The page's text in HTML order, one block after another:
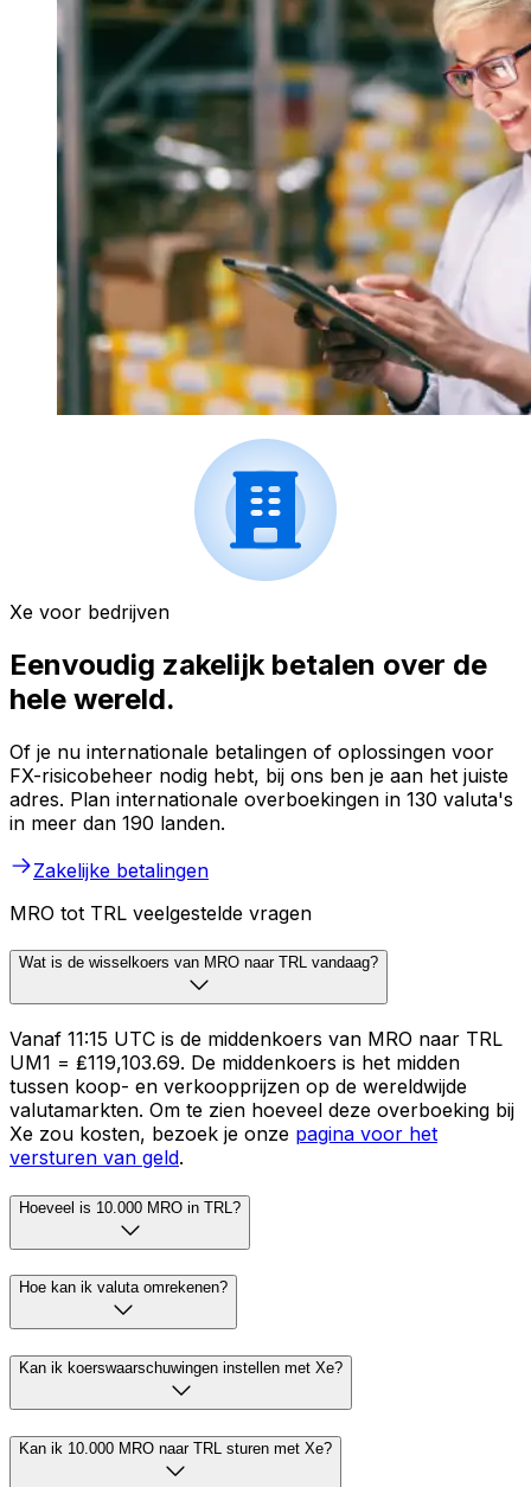
Xe voor bedrijven
Eenvoudig zakelijk betalen over de
hele wereld.
Of je nu internationale betalingen of oplossingen voor
FX-risicobeheer nodig hebt, bij ons ben je aan het juiste
adres. Plan internationale overboekingen in 130 valuta's
in meer dan 190 landen.
Zakelijke betalingen
MRO tot TRL veelgestelde vragen
Wat is de wisselkoers van MRO naar TRL vandaag?
Vanaf 11:15 UTC is de middenkoers van MRO naar TRL
UM1 = ₤119,103.69. De middenkoers is het midden
tussen koop- en verkoopprijzen op de wereldwijde
valutamarkten. Om te zien hoeveel deze overboeking bij
Xe zou kosten, bezoek je onze pagina voor het
versturen van geld.
Hoeveel is 10.000 MRO in TRL?
Hoe kan ik valuta omrekenen?
Kan ik koerswaarschuwingen instellen met Xe?
Kan ik 10.000 MRO naar TRL sturen met Xe?